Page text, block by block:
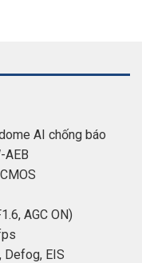
AI chống báo
AEB
AGC ON)
Defog, EIS